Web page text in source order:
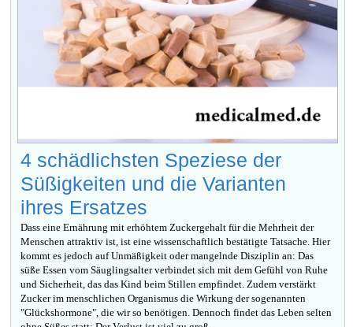
4 schädlichsten Speziese der
Süßigkeiten und die Varianten
ihres Ersatzes
Dass eine Ernährung mit erhöhtem Zuckergehalt für die Mehrheit der
Menschen attraktiv ist, ist eine wissenschaftlich bestätigte Tatsache. Hier
kommt es jedoch auf Unmäßigkeit oder mangelnde Disziplin an: Das
süße Essen vom Säuglingsalter verbindet sich mit dem Gefühl von Ruhe
und Sicherheit, das das Kind beim Stillen empfindet. Zudem verstärkt
Zucker im menschlichen Organismus die Wirkung der sogenannten
"Glückshormone", die wir so benötigen. Dennoch findet das Leben selten